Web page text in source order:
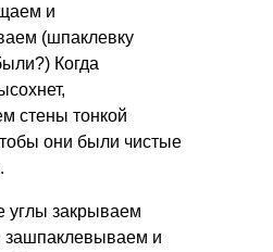
и
(шпаклевку
Когда
стены тонкой
они были чистые
закрываем
зашпаклевываем и